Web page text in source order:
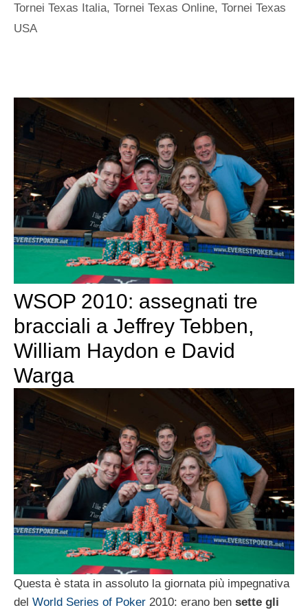
Tornei Texas Italia, Tornei Texas Online, Tornei Texas
USA
WSOP 2010: assegnati tre
bracciali a Jeffrey Tebben,
William Haydon e David
Warga
Questa è stata in assoluto la giornata più impegnativa
del World Series of Poker 2010: erano ben sette gli